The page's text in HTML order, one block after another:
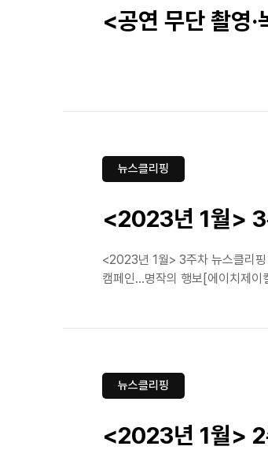
<공연 무단 촬영
뉴스클리핑
<2023년 1월> 3
<2023년 1월> 3주차 뉴스클리
캠페인…명작의 행보[에이치제이
뉴스클리핑
<2023년 1월> 2